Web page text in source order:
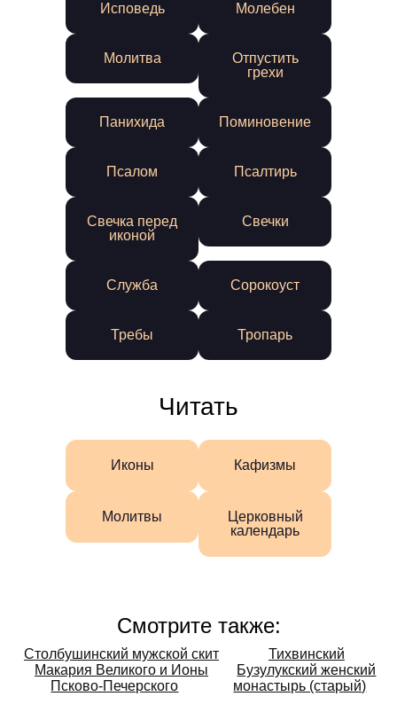
Исповедь Молебен
Молитва
Отпустить
грехи
Панихида Поминовение
Псалом Псалтирь
Свечка перед
иконой
Свечки
Служба Сорокоуст
Требы Тропарь
Читать
Иконы Кафизмы
Молитвы
Церковный
календарь
Смотрите также:
Смотрите
также:
Столбушинский мужской скит
Макария Великого и Ионы
Псково-Печерского
Тихвинский
Бузулукский женский
монастырь (старый)